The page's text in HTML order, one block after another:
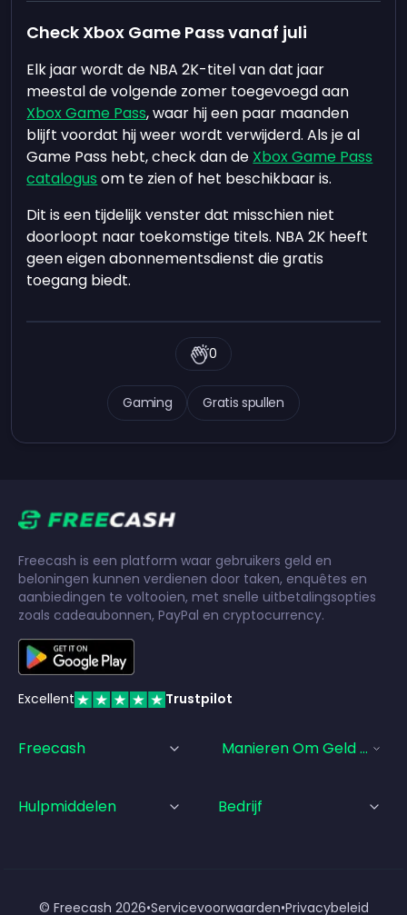
Check Xbox Game Pass vanaf juli
Elk jaar wordt de NBA 2K-titel van dat jaar
meestal de volgende zomer toegevoegd aan
Xbox Game Pass, waar hij een paar maanden
blijft voordat hij weer wordt verwijderd. Als je al
Game Pass hebt, check dan de Xbox Game Pass
catalogus om te zien of het beschikbaar is.
Dit is een tijdelijk venster dat misschien niet
doorloopt naar toekomstige titels. NBA 2K heeft
geen eigen abonnementsdienst die gratis
toegang biedt.
Gaming Gratis spullen
0
Freecash is een platform waar gebruikers geld en
beloningen kunnen verdienen door taken, enquêtes en
aanbiedingen te voltooien, met snelle uitbetalingsopties
zoals cadeaubonnen, PayPal en cryptocurrency.
Excellent Trustpilot
Freecash Manieren Om Geld Te
Hulpmiddelen Bedrijf
© Freecash 2026•Servicevoorwaarden•Privacybeleid